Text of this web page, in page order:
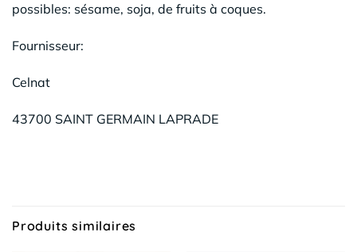
possibles: sésame, soja, de fruits à coques.
Fournisseur:
Celnat
43700 SAINT GERMAIN LAPRADE
Produits similaires